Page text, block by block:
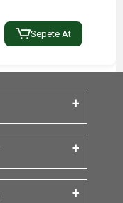
Sepete At